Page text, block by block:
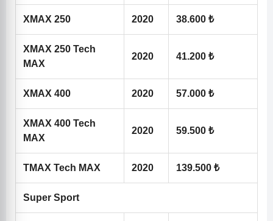
XMAX 250 2020 38.600 ₺
XMAX 250 Tech
MAX
2020 41.200 ₺
XMAX 400 2020 57.000 ₺
XMAX 400 Tech
MAX
2020 59.500 ₺
TMAX Tech MAX 2020 139.500 ₺
Super Sport